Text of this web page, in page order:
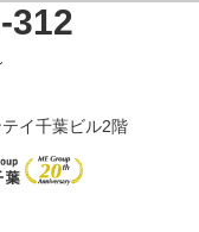
312
イ千葉ビル2階